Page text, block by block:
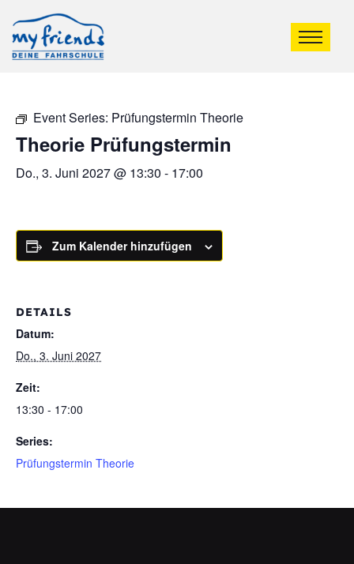
Event Series: Prüfungstermin Theorie
Theorie Prüfungstermin
Do., 3. Juni 2027 @ 13:30 - 17:00
Zum Kalender hinzufügen
DETAILS
Datum:
Do., 3. Juni 2027
Zeit:
13:30 - 17:00
Series:
Prüfungstermin Theorie